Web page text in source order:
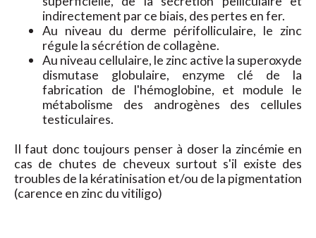
indirectement par ce biais, des pertes en fer.
Au niveau du derme périfolliculaire, le zinc
régule la sécrétion de collagène.
Au niveau cellulaire, le zinc active la superoxyde
dismutase globulaire, enzyme clé de la
fabrication de l'hémoglobine, et module le
métabolisme des androgènes des cellules
testiculaires.
Il faut donc toujours penser à doser la zincémie en
cas de chutes de cheveux surtout s'il existe des
troubles de la kératinisation et/ou de la pigmentation
(carence en zinc du vitiligo)